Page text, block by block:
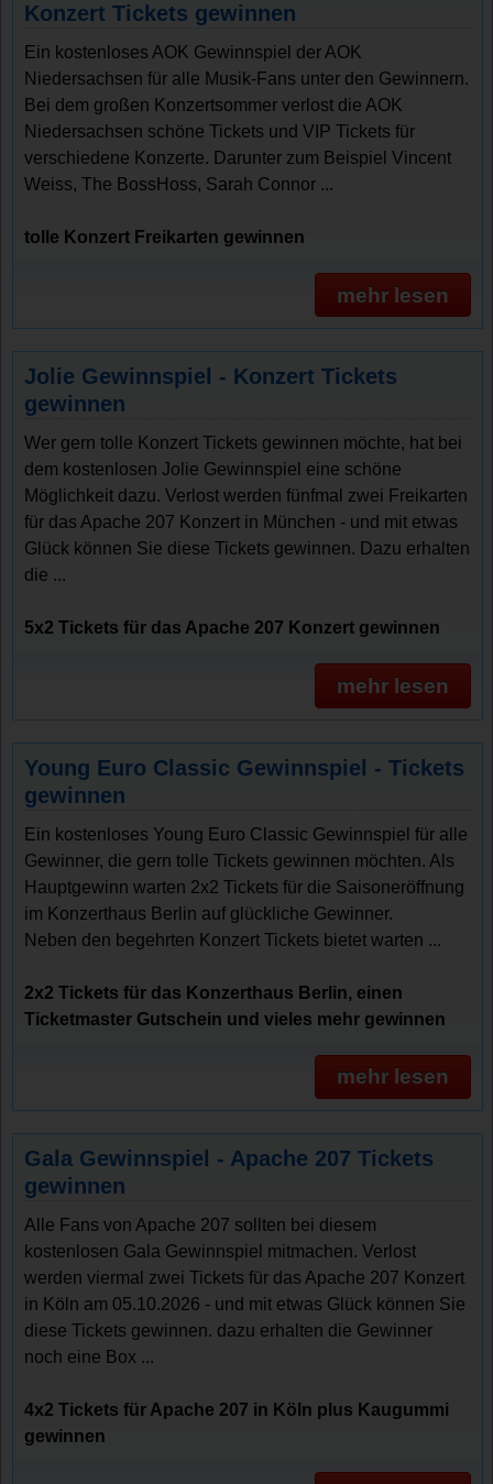
Konzert Tickets gewinnen
Ein kostenloses AOK Gewinnspiel der AOK
Niedersachsen für alle Musik-Fans unter den Gewinnern.
Bei dem großen Konzertsommer verlost die AOK
Niedersachsen schöne Tickets und VIP Tickets für
verschiedene Konzerte. Darunter zum Beispiel Vincent
Weiss, The BossHoss, Sarah Connor ...
tolle Konzert Freikarten gewinnen
mehr lesen
Jolie Gewinnspiel - Konzert Tickets
gewinnen
Wer gern tolle Konzert Tickets gewinnen möchte, hat bei
dem kostenlosen Jolie Gewinnspiel eine schöne
Möglichkeit dazu. Verlost werden fünfmal zwei Freikarten
für das Apache 207 Konzert in München - und mit etwas
Glück können Sie diese Tickets gewinnen. Dazu erhalten
die ...
5x2 Tickets für das Apache 207 Konzert gewinnen
mehr lesen
Young Euro Classic Gewinnspiel - Tickets
gewinnen
Ein kostenloses Young Euro Classic Gewinnspiel für alle
Gewinner, die gern tolle Tickets gewinnen möchten. Als
Hauptgewinn warten 2x2 Tickets für die Saisoneröffnung
im Konzerthaus Berlin auf glückliche Gewinner.
Neben den begehrten Konzert Tickets bietet warten ...
2x2 Tickets für das Konzerthaus Berlin, einen
Ticketmaster Gutschein und vieles mehr gewinnen
mehr lesen
Gala Gewinnspiel - Apache 207 Tickets
gewinnen
Alle Fans von Apache 207 sollten bei diesem
kostenlosen Gala Gewinnspiel mitmachen. Verlost
werden viermal zwei Tickets für das Apache 207 Konzert
in Köln am 05.10.2026 - und mit etwas Glück können Sie
diese Tickets gewinnen. dazu erhalten die Gewinner
noch eine Box ...
4x2 Tickets für Apache 207 in Köln plus Kaugummi
gewinnen